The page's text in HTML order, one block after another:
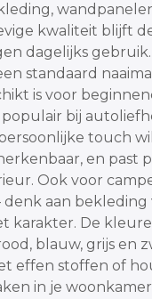
kwaliteit blijft
dagelijks gebruik.
standaard
is voor
bij
touch
en past
Ook voor
aan bekleding
karakter. De
blauw, grijs en
effen stoffen of
in je